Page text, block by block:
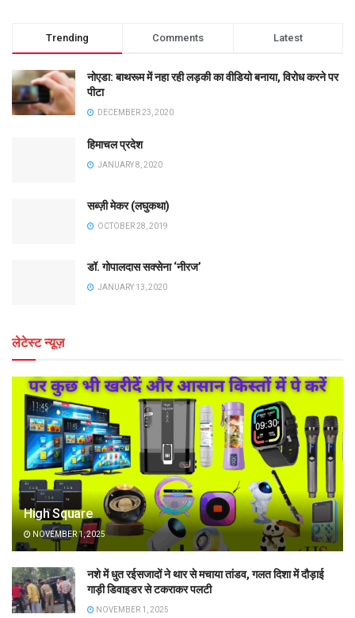
Trending Comments Latest
नोएडा: बाथरूम में नहा रही लड़की का वीडियो बनाया, विरोध करने पर
पीटा
DECEMBER 23, 2020
हिमाचल प्रदेश
JANUARY 8, 2020
सब्ज़ी मेकर (लघुकथा)
OCTOBER 28, 2019
डॉ. गोपालदास सक्सेना ‘नीरज’
JANUARY 13, 2020
लेटेस्ट न्यूज़
High Square
NOVEMBER 1, 2025
नशे में धुत रईसजादों ने थार से मचाया तांडव, गलत दिशा में दौड़ाई
गाड़ी डिवाइडर से टकराकर पलटी
NOVEMBER 1, 2025